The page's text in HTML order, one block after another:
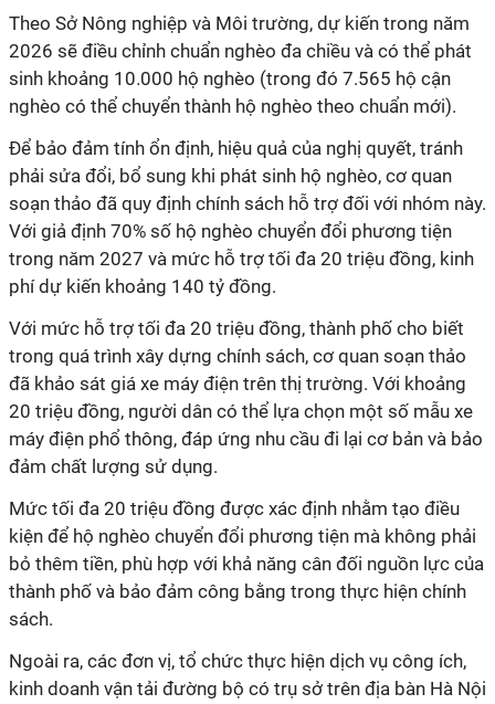
Theo Sở Nông nghiệp và Môi trường, dự kiến trong năm
2026 sẽ điều chỉnh chuẩn nghèo đa chiều và có thể phát
sinh khoảng 10.000 hộ nghèo (trong đó 7.565 hộ cận
nghèo có thể chuyển thành hộ nghèo theo chuẩn mới).
Để bảo đảm tính ổn định, hiệu quả của nghị quyết, tránh
phải sửa đổi, bổ sung khi phát sinh hộ nghèo, cơ quan
soạn thảo đã quy định chính sách hỗ trợ đối với nhóm này.
Với giả định 70% số hộ nghèo chuyển đổi phương tiện
trong năm 2027 và mức hỗ trợ tối đa 20 triệu đồng, kinh
phí dự kiến khoảng 140 tỷ đồng.
Với mức hỗ trợ tối đa 20 triệu đồng, thành phố cho biết
trong quá trình xây dựng chính sách, cơ quan soạn thảo
đã khảo sát giá xe máy điện trên thị trường. Với khoảng
20 triệu đồng, người dân có thể lựa chọn một số mẫu xe
máy điện phổ thông, đáp ứng nhu cầu đi lại cơ bản và bảo
đảm chất lượng sử dụng.
Mức tối đa 20 triệu đồng được xác định nhằm tạo điều
kiện để hộ nghèo chuyển đổi phương tiện mà không phải
bỏ thêm tiền, phù hợp với khả năng cân đối nguồn lực của
thành phố và bảo đảm công bằng trong thực hiện chính
sách.
Ngoài ra, các đơn vị, tổ chức thực hiện dịch vụ công ích,
kinh doanh vận tải đường bộ có trụ sở trên địa bàn Hà Nội